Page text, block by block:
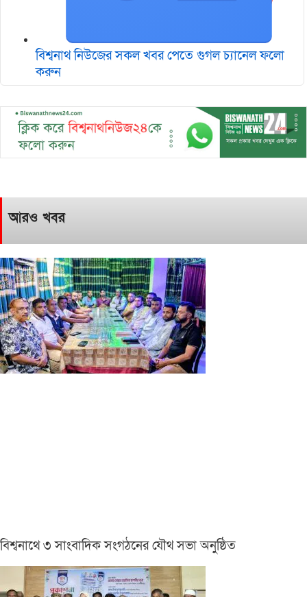
বিশ্বনাথ নিউজের সকল খবর পেতে গুগল চ‌্যানেল ফলো
করুন
আরও খবর
বিশ্বনাথে ৩ সাংবাদিক সংগঠনের যৌথ সভা অনুষ্ঠিত